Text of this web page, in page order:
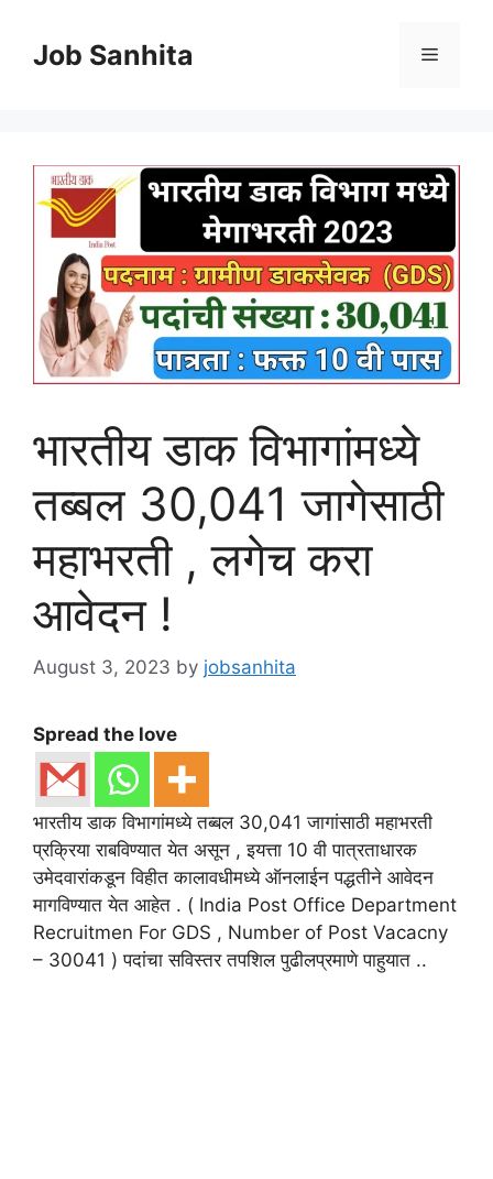
contentJob Sanhita Menu
भारतीय डाक विभागांमध्ये
तब्बल 30,041 जागेसाठी
महाभरती , लगेच करा
आवेदन !
August 3, 2023 by jobsanhita
Spread the love
भारतीय डाक विभागांमध्ये तब्बल 30,041 जागांसाठी महाभरती
प्रक्रिया राबविण्यात येत असून , इयत्ता 10 वी पात्रताधारक
उमेदवारांकडून विहीत कालावधीमध्ये ऑनलाईन पद्धतीने आवेदन
मागविण्यात येत आहेत . ( India Post Office Department
Recruitmen For GDS , Number of Post Vacacny
– 30041 ) पदांचा सविस्तर तपशिल पुढीलप्रमाणे पाहुयात ..